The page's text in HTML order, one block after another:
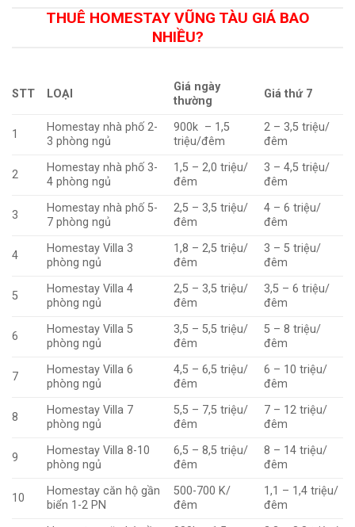
THUÊ HOMESTAY VŨNG TÀU GIÁ BAO
NHIỀU?
STT LOẠI
Giá ngày
thường
Giá thứ 7
1
Homestay nhà phố 2-
3 phòng ngủ
900k – 1,5
triệu/đêm
2 – 3,5 triệu/
đêm
2
Homestay nhà phố 3-
4 phòng ngủ
1,5 – 2,0 triệu/
đêm
3 – 4,5 triệu/
đêm
3
Homestay nhà phố 5-
7 phòng ngủ
2,5 – 3,5 triệu/
đêm
4 – 6 triệu/
đêm
4
Homestay Villa 3
phòng ngủ
1,8 – 2,5 triệu/
đêm
3 – 5 triệu/
đêm
5
Homestay Villa 4
phòng ngủ
2,5 – 3,5 triệu/
đêm
3,5 – 6 triệu/
đêm
6
Homestay Villa 5
phòng ngủ
3,5 – 5,5 triệu/
đêm
5 – 8 triệu/
đêm
7
Homestay Villa 6
phòng ngủ
4,5 – 6,5 triệu/
đêm
6 – 10 triệu/
đêm
8
Homestay Villa 7
phòng ngủ
5,5 – 7,5 triệu/
đêm
7 – 12 triệu/
đêm
9
Homestay Villa 8-10
phòng ngủ
6,5 – 8,5 triệu/
đêm
8 – 14 triệu/
đêm
10
Homestay căn hộ gần
biển 1-2 PN
500-700 K/
đêm
1,1 – 1,4 triệu/
đêm